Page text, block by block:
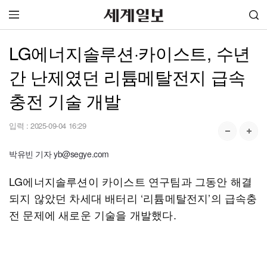
LG에너지솔루션·카이스트, 수년
간 난제였던 리튬메탈전지 급속
충전 기술 개발
입력 : 2025-09-04 16:29
박유빈 기자 yb@segye.com
LG에너지솔루션이 카이스트 연구팀과 그동안 해결
되지 않았던 차세대 배터리 ‘리튬메탈전지’의 급속충
전 문제에 새로운 기술을 개발했다.